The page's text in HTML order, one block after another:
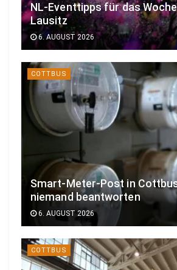
NL-Eventtipps für das
Lausitz
6. AUGUST 2026
COTTBUS
Smart-Meter-Post in
niemand beantworten
6. AUGUST 2026
COTTBUS